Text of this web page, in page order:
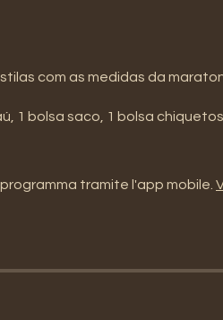
com as medidas da
1 bolsa saco, 1 bolsa
tramite l'app mobile.